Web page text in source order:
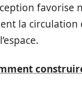
favorise
la